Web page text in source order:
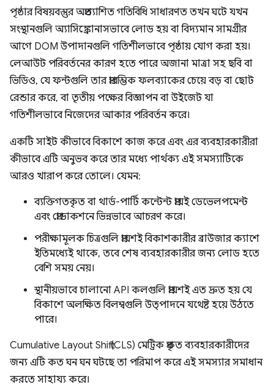
পৃষ্ঠার বিষয়বস্তুর অপ্রত্যাশিত গতিবিধি সাধারণত তখন ঘটে যখন
সংস্থানগুলি অ্যাসিঙ্ক্রোনাসভাবে লোড হয় বা বিদ্যমান সামগ্রীর
আগে DOM উপাদানগুলি গতিশীলভাবে পৃষ্ঠায় যোগ করা হয়।
লেআউট পরিবর্তনের কারণ হতে পারে অজানা মাত্রা সহ ছবি বা
ভিডিও, যে ফন্টগুলি তার প্রারম্ভিক ফলব্যাকের চেয়ে বড় বা ছোট
রেন্ডার করে, বা তৃতীয় পক্ষের বিজ্ঞাপন বা উইজেট যা
গতিশীলভাবে নিজেদের আকার পরিবর্তন করে।
একটি সাইট কীভাবে বিকাশে কাজ করে এবং এর ব্যবহারকারীরা
কীভাবে এটি অনুভব করে তার মধ্যে পার্থক্য এই সমস্যাটিকে
আরও খারাপ করে তোলে। যেমন:
ব্যক্তিগতকৃত বা থার্ড-পার্টি কন্টেন্ট প্রায়ই ডেভেলপমেন্ট
এবং প্রোডাকশনে ভিন্নভাবে আচরণ করে।
পরীক্ষামূলক চিত্রগুলি প্রায়শই বিকাশকারীর ব্রাউজার ক্যাশে
ইতিমধ্যেই থাকে, তবে শেষ ব্যবহারকারীর জন্য লোড হতে
বেশি সময় নেয়।
স্থানীয়ভাবে চালানো API কলগুলি প্রায়শই এত দ্রুত হয় যে
বিকাশে অলক্ষিত বিলম্বগুলি উত্পাদনে যথেষ্ট হয়ে উঠতে
পারে।
Cumulative Layout Shift (CLS) মেট্রিক প্রকৃত ব্যবহারকারীদের
জন্য এটি কত ঘন ঘন ঘটছে তা পরিমাপ করে এই সমস্যার সমাধান
করতে সাহায্য করে।